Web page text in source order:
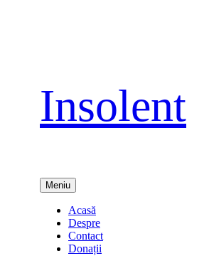
Insolent
Meniu
Acasă
Despre
Contact
Donații